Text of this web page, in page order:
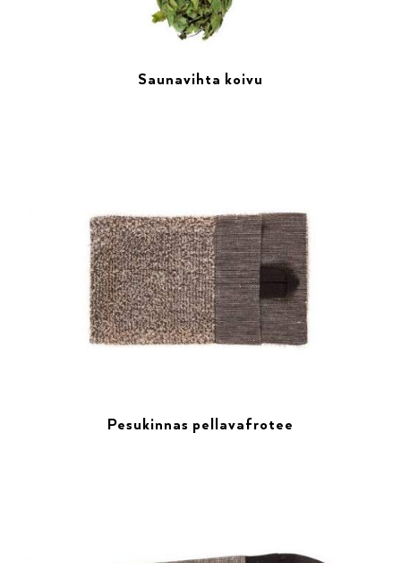
Saunavihta koivu
Pesukinnas pellavafrotee